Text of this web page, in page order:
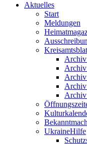
Aktuelles
Start
Meldungen
Archiv
Archiv
Archiv
Archiv
Archiv
UkraineHilfe